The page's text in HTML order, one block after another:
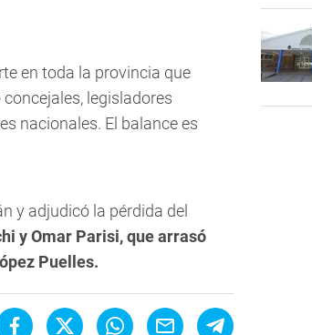
en toda la provincia que
legisladores
nacionales. El balance es
y adjudicó la pérdida del
y Omar Parisi, que arrasó
Puelles.